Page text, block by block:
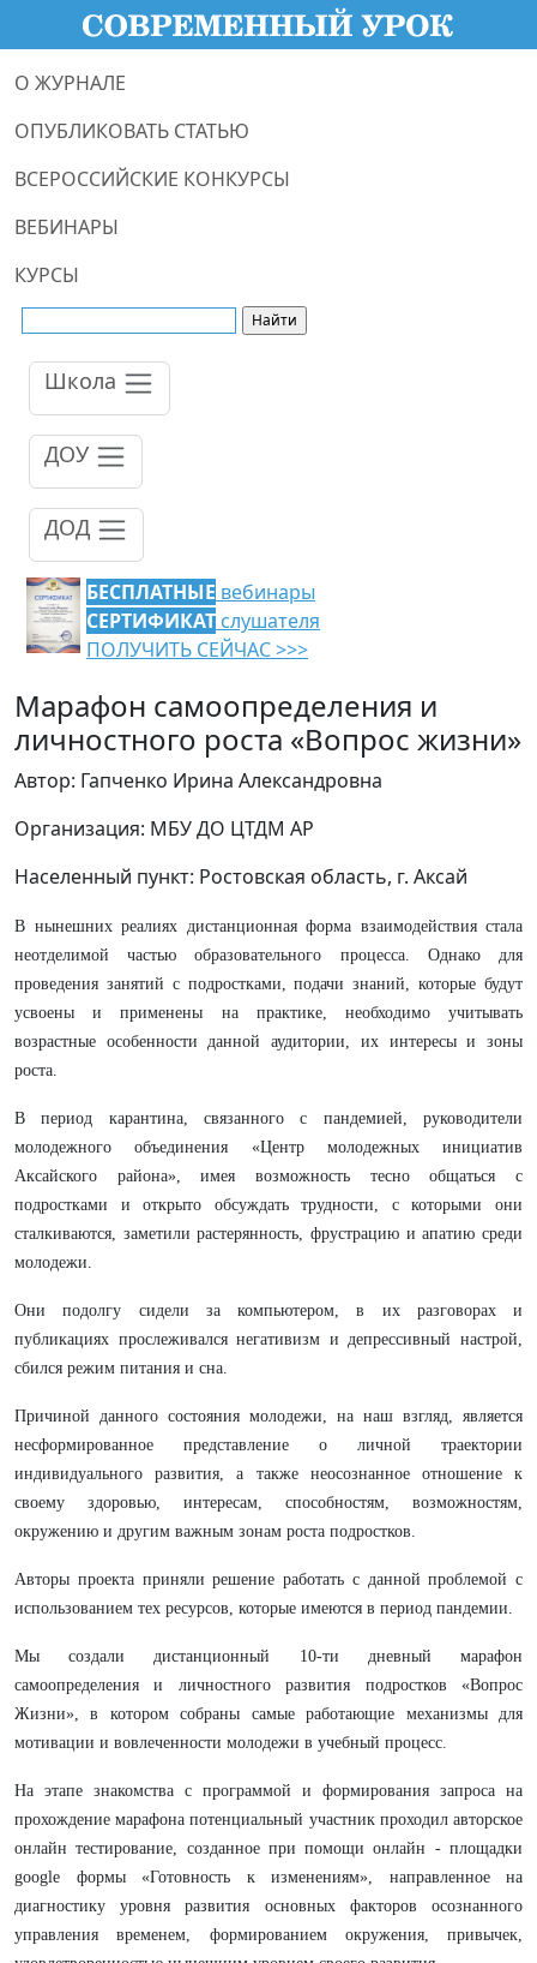
О ЖУРНАЛЕ
ОПУБЛИКОВАТЬ СТАТЬЮ
ВСЕРОССИЙСКИЕ КОНКУРСЫ
ВЕБИНАРЫ
КУРСЫ
Школа
ДОУ
ДОД
БЕСПЛАТНЫЕ вебинары
СЕРТИФИКАТ слушателя
ПОЛУЧИТЬ СЕЙЧАС >>>
Марафон самоопределения и
личностного роста «Вопрос жизни»
Автор: Гапченко Ирина Александровна
Организация: МБУ ДО ЦТДМ АР
Населенный пункт: Ростовская область, г. Аксай
В нынешних реалиях дистанционная форма взаимодействия стала
неотделимой частью образовательного процесса. Однако для
проведения занятий с подростками, подачи знаний, которые будут
усвоены и применены на практике, необходимо учитывать
возрастные особенности данной аудитории, их интересы и зоны
роста.
В период карантина, связанного с пандемией, руководители
молодежного объединения «Центр молодежных инициатив
Аксайского района», имея возможность тесно общаться с
подростками и открыто обсуждать трудности, с которыми они
сталкиваются, заметили растерянность, фрустрацию и апатию среди
молодежи.
Они подолгу сидели за компьютером, в их разговорах и
публикациях прослеживался негативизм и депрессивный настрой,
сбился режим питания и сна.
Причиной данного состояния молодежи, на наш взгляд, является
несформированное представление о личной траектории
индивидуального развития, а также неосознанное отношение к
своему здоровью, интересам, способностям, возможностям,
окружению и другим важным зонам роста подростков.
Авторы проекта приняли решение работать с данной проблемой с
использованием тех ресурсов, которые имеются в период пандемии.
Мы создали дистанционный 10-ти дневный марафон
самоопределения и личностного развития подростков «Вопрос
Жизни», в котором собраны самые работающие механизмы для
мотивации и вовлеченности молодежи в учебный процесс.
На этапе знакомства с программой и формирования запроса на
прохождение марафона потенциальный участник проходил авторское
онлайн тестирование, созданное при помощи онлайн - площадки
google формы «Готовность к изменениям», направленное на
диагностику уровня развития основных факторов осознанного
управления временем, формированием окружения, привычек,